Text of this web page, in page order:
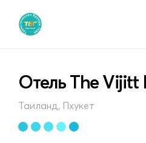
Отель The Vijitt
Таиланд, Пхукет